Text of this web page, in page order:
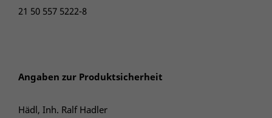
21 50 557 5222-8
Angaben zur Produktsicherheit
Hädl, Inh. Ralf Hadler